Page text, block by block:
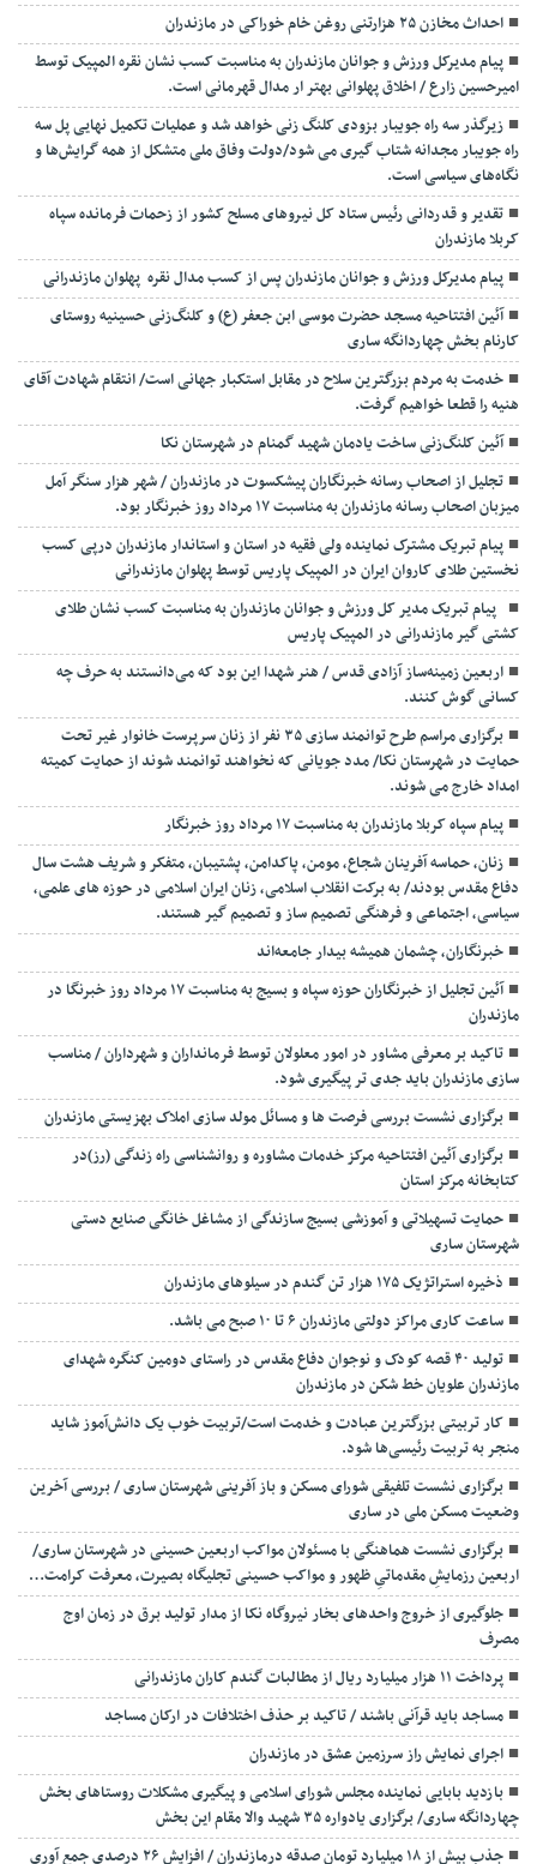
احداث مخازن ۲۵ هزارتنی روغن خام خوراکی در مازندران
پیام مدیرکل ورزش و جوانان مازندران به مناسبت کسب نشان نقره المپیک توسط
امیرحسین زارع / اخلاق پهلوانی بهتر ار مدال قهرمانی است.
زیرگذر سه راه جویبار بزودی کلنگ زنی خواهد شد و عملیات تکمیل نهایی پل سه
راه جویبار مجدانه شتاب گیری می شود/دولت وفاق ملی متشکل از همه گرایش‌ها و
نگاه‌های سیاسی است.
تقدیر و قدردانی رئیس ستاد کل نیرو‌های مسلح کشور از زحمات فرمانده سپاه
کربلا مازندران
پیام مدیرکل ورزش و جوانان مازندران پس از کسب مدال نقره پهلوان مازندرانی
آئین افتتاحیه مسجد حضرت موسی ابن جعفر (ع) و کلنگ‌زنی حسینیه روستای
کارنام بخش چهاردانگه ساری
خدمت به مردم بزرگترین سلاح در مقابل استکبار جهانی است/ انتقام شهادت آقای
هنیه را قطعا خواهیم گرفت.
آئین کلنگ‌زنی ساخت یادمان شهید گمنام در شهرستان نکا
تجلیل از اصحاب رسانه خبرنگاران پیشکسوت در مازندران / شهر هزار سنگر آمل
میزبان اصحاب رسانه مازندران به مناسبت ۱۷ مرداد روز خبرنگار بود.
پیام تبریک مشترک نماینده ولی فقیه در استان و استاندار مازندران درپی کسب
نخستین طلای کاروان ایران در المپیک پاریس توسط پهلوان مازندرانی
‍ ‍ پیام تبریک مدیر کل ورزش و جوانان مازندران به مناسبت کسب نشان طلای
کشتی گیر مازندرانی در المپیک پاریس
اربعین زمینه‌ساز آزادی قدس / هنر شهدا این بود که می‌دانستند به حرف چه
کسانی گوش کنند.
برگزاری مراسم طرح توانمند سازی ۳۵ نفر از زنان سرپرست خانوار غیر تحت
حمایت در شهرستان نکا/ مدد جویانی که نخواهند توانمند شوند از حمایت کمیته
امداد خارج می شوند.
پیام سپاه کربلا مازندران به مناسبت ۱۷ مرداد روز خبرنگار
زنان، حماسه آفرینان شجاع، مومن، پاکدامن، پشتیبان، متفکر و شریف هشت سال
دفاع مقدس بودند/ به برکت انقلاب اسلامی، زنان ایران اسلامی در حوزه های علمی،
سیاسی، اجتماعی و فرهنگی تصمیم ساز و تصمیم گیر هستند.
خبرنگاران، چشمان همیشه بیدار جامعه‌اند
آئین تجلیل از خبرنگاران حوزه سپاه و بسیج به مناسبت ۱۷ مرداد روز خبرنگا در
مازندران
تاکید بر معرفی مشاور در امور معلولان توسط فرمانداران و شهرداران / مناسب
سازی مازندران باید جدی تر پیگیری شود.
برگزاری نشست بررسی فرصت ها و مسائل مولد سازی املاک بهزیستی مازندران
برگزاری آئین افتتاحیه مرکز خدمات مشاوره و روانشناسی راه زندگی (رز)در
کتابخانه مرکز استان
حمایت تسهیلاتی و آموزشی بسیج سازندگی از مشاغل خانگی صنایع دستی
شهرستان ساری
ذخیره استراتژیک ۱۷۵ هزار تن گندم در سیلوهای مازندران
ساعت کاری مراکز دولتی مازندران ۶ تا ۱۰ صبح می باشد.
تولید ۴۰ قصه کودک و نوجوان دفاع مقدس در راستای دومین کنگره شهدای
مازندران علویان خط شکن در مازندران
کار تربیتی بزرگترین عبادت و خدمت است/تربیت خوب یک دانش‌آموز شاید
منجر به تربیت رئیسی‌ها شود.
برگزاری ‌نشست تلفیقی شورای مسکن و باز آفرینی شهرستان ساری / بررسی آخرین
وضعیت مسکن ملی در ساری
برگزاری نشست هماهنگی با مسئولان مواکب اربعین حسینی در شهرستان ساری/
اربعین رزمایشِ مقدماتیِ ظهور و مواکب حسینی تجلیگاه بصیرت، معرفت کرامت…
جلوگیری از خروج واحدهای بخار نیروگاه نکا از مدار تولید برق در زمان اوج
مصرف
پرداخت ۱۱ هزار میلیارد ریال از مطالبات گندم کاران مازندرانی
مساجد باید قرآنی باشند / تاکید بر حذف اختلافات در ارکان مساجد
اجرای نمایش راز سرزمین عشق در مازندران
بازدید بابایی نماینده مجلس شورای اسلامی و پیگیری مشکلات روستاهای بخش
چهاردانگه ساری/ برگزاری یادواره ۳۵ شهید والا مقام این بخش
جذب بیش از ۱۸ میلیارد تومان صدقه درمازندران / افزایش ۲۶ درصدی جمع آوری